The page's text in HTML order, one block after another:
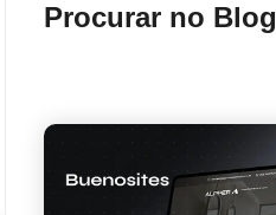
Procurar no Blog